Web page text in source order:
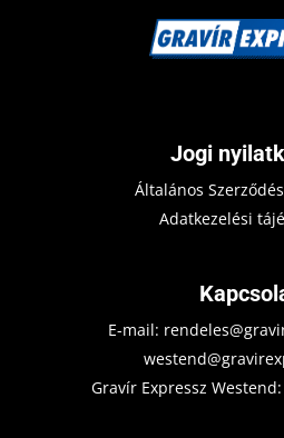
Jogi
Általános
Adatkezelési
E-mail:
Gravír Expressz